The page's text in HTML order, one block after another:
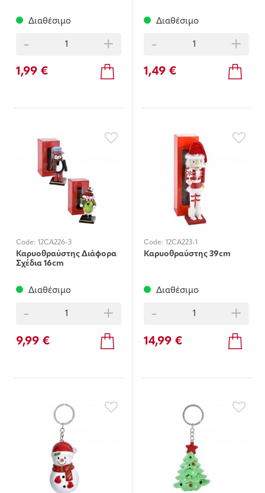
Διαθέσιμο
- +
1,99 €
Διαθέσιμο
- +
1,49 €
Code: 12CA226-3
Καρυοθραύστης Διάφορα
Σχέδια 16cm
Διαθέσιμο
- +
9,99 €
Code: 12CA223-1
Καρυοθραύστης 39cm
Διαθέσιμο
- +
14,99 €